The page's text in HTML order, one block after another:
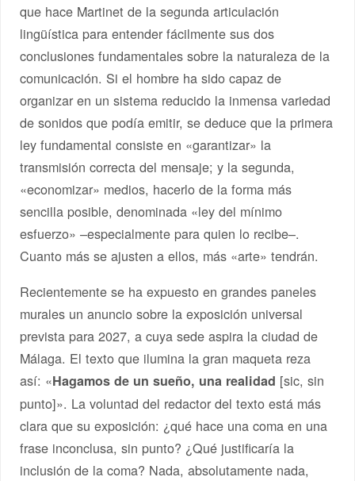
que hace Martinet de la segunda articulación
lingüística para entender fácilmente sus dos
conclusiones fundamentales sobre la naturaleza de la
comunicación. Si el hombre ha sido capaz de
organizar en un sistema reducido la inmensa variedad
de sonidos que podía emitir, se deduce que la primera
ley fundamental consiste en «garantizar» la
transmisión correcta del mensaje; y la segunda,
«economizar» medios, hacerlo de la forma más
sencilla posible, denominada «ley del mínimo
esfuerzo» –especialmente para quien lo recibe–.
Cuanto más se ajusten a ellos, más «arte» tendrán.
Recientemente se ha expuesto en grandes paneles
murales un anuncio sobre la exposición universal
prevista para 2027, a cuya sede aspira la ciudad de
Málaga. El texto que ilumina la gran maqueta reza
así: «Hagamos de un sueño, una realidad [sic, sin
punto]». La voluntad del redactor del texto está más
clara que su exposición: ¿qué hace una coma en una
frase inconclusa, sin punto? ¿Qué justificaría la
inclusión de la coma? Nada, absolutamente nada,